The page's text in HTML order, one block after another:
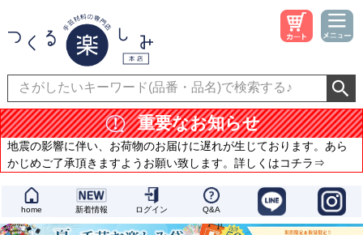
重要なお知らせ
地震の影響に伴い、お荷物のお届けに遅れが生じております。あら
かじめご了承頂きますようお願い致します。詳しくはコチラ⇒
home 新着情報 ログイン Q&A